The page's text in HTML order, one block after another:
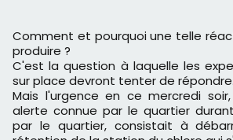
Comment et pourquoi une telle
produire ?
C'est la question à laquelle les
sur place devront tenter de répondre.
Mais l'urgence en ce mercredi
alerte connue par le quartier
par le quartier, consistait à